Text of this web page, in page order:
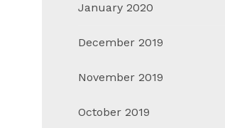
Melalui Promo ‘Fly With
February 13, 2024in
menghadirkan program promosi
January 2020
December 2019
November 2019
October 2019